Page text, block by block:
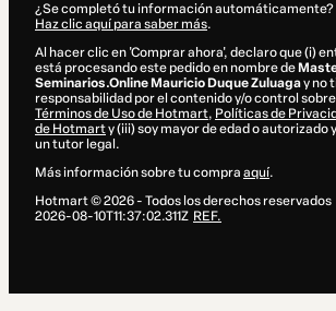
¿Se completó tu información automáticamente?
Haz clic aquí para saber más.
Al hacer clic en 'Comprar ahora', declaro que (i)
está procesando este pedido en nombre de
Seminarios.Online Mauricio Duque Zuluagay no
responsabilidad por el contenido y/o control
Términos de Uso de Hotmart, Políticas de
de Hotmarty (iii) soy mayor de edad o autorizado
un tutor legal.
Más información sobre tu compra aquí.
Hotmart ©2026- Todos los derechos reservados
2026-08-10T11:37:02.311Z REF.